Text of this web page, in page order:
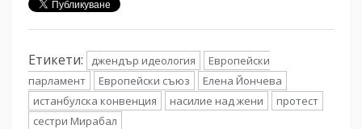
Етикети: джендър идеология
Европейски
парламент
Европейски съюз
Елена Йончева
истанбулска конвенция
насилие над жени
протест
сестри Мирабал